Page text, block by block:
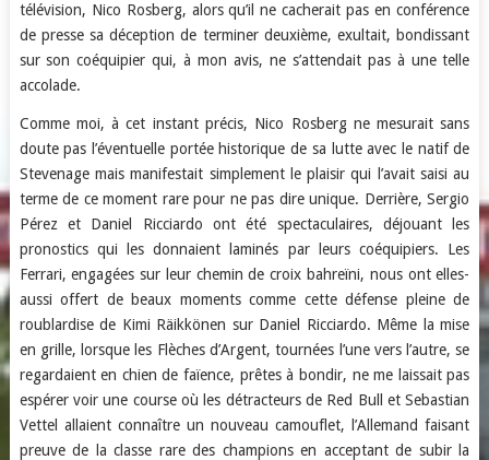
télévision, Nico Rosberg, alors qu’il ne cacherait pas en conférence
de presse sa déception de terminer deuxième, exultait, bondissant
sur son coéquipier qui, à mon avis, ne s’attendait pas à une telle
accolade.
Comme moi, à cet instant précis, Nico Rosberg ne mesurait sans
doute pas l’éventuelle portée historique de sa lutte avec le natif de
Stevenage mais manifestait simplement le plaisir qui l’avait saisi au
terme de ce moment rare pour ne pas dire unique. Derrière, Sergio
Pérez et Daniel Ricciardo ont été spectaculaires, déjouant les
pronostics qui les donnaient laminés par leurs coéquipiers. Les
Ferrari, engagées sur leur chemin de croix bahreïni, nous ont elles-
aussi offert de beaux moments comme cette défense pleine de
roublardise de Kimi Räikkönen sur Daniel Ricciardo. Même la mise
en grille, lorsque les Flèches d’Argent, tournées l’une vers l’autre, se
regardaient en chien de faïence, prêtes à bondir, ne me laissait pas
espérer voir une course où les détracteurs de Red Bull et Sebastian
Vettel allaient connaître un nouveau camouflet, l’Allemand faisant
preuve de la classe rare des champions en acceptant de subir la